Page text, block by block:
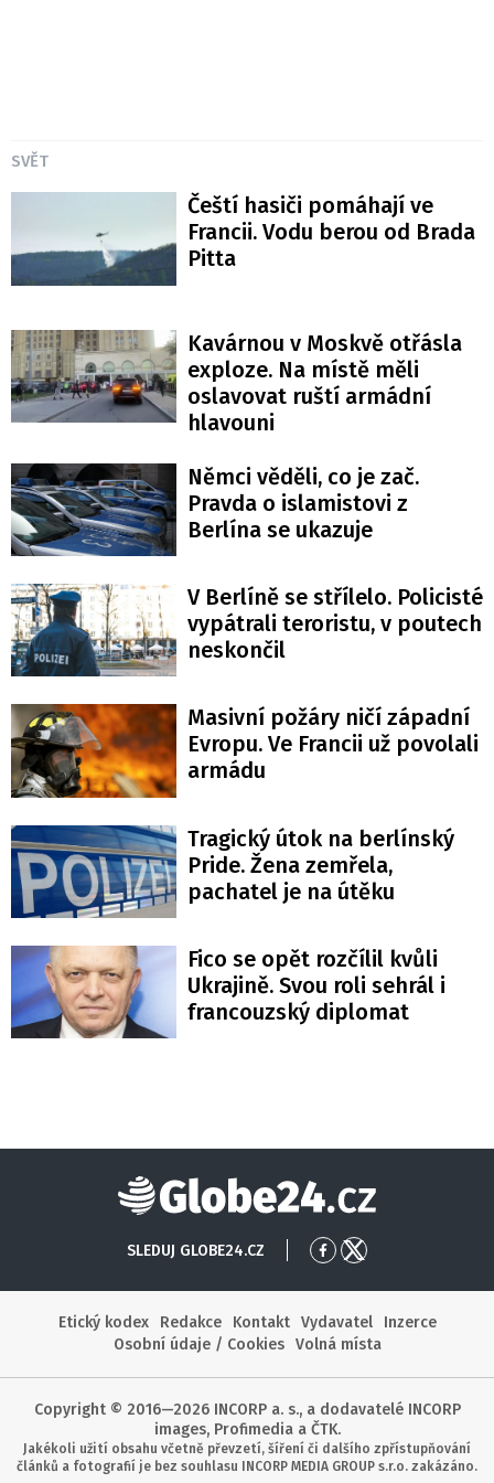
SVĚT
Čeští hasiči pomáhají ve
Francii. Vodu berou od Brada
Pitta
Kavárnou v Moskvě otřásla
exploze. Na místě měli
oslavovat ruští armádní
hlavouni
Němci věděli, co je zač.
Pravda o islamistovi z
Berlína se ukazuje
V Berlíně se střílelo. Policisté
vypátrali teroristu, v poutech
neskončil
Masivní požáry ničí západní
Evropu. Ve Francii už povolali
armádu
Tragický útok na berlínský
Pride. Žena zemřela,
pachatel je na útěku
Fico se opět rozčílil kvůli
Ukrajině. Svou roli sehrál i
francouzský diplomat
Globe24
SLEDUJ GLOBE24.CZ
Přejít
Facebook
Přejít
X
Etický kodex
Redakce Kontakt Vydavatel
Inzerce
Osobní údaje / Cookies
Volná místa
Copyright © 2016—2026 INCORP a. s., a dodavatelé INCORP
images, Profimedia a ČTK.
Jakékoli užití obsahu včetně převzetí, šíření či dalšího zpřístupňování
článků a fotografií je bez souhlasu INCORP MEDIA GROUP s.r.o. zakázáno.